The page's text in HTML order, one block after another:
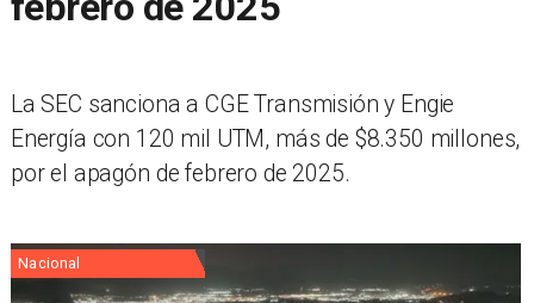
La SEC sanciona a CGE Transmisión y Engie
Energía con 120 mil UTM, más de $8.350 millones,
por el apagón de febrero de 2025.
Nacional